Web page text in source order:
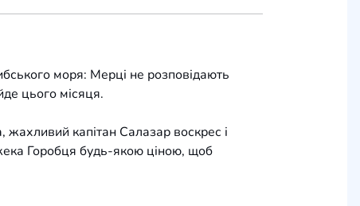
моря: Мерці не розповідають
цього місяця.
капітан Салазар воскрес і
Горобця будь-якою ціною, щоб